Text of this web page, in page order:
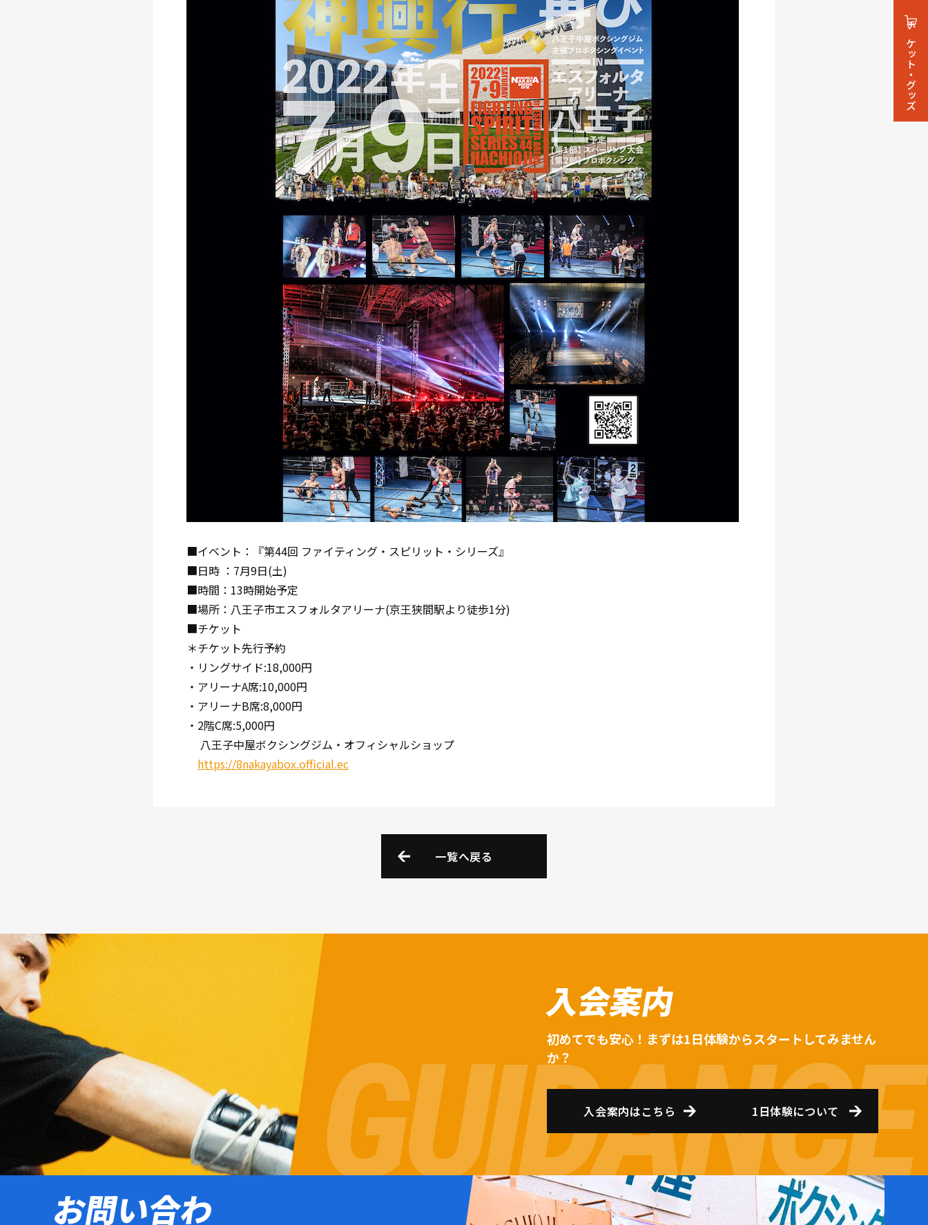
チケット・グッズ
■イベント：『第44回 ファイティング・スピリット・シリーズ』
■日時 ：7月9日(土)
■時間：13時開始予定
■場所：八王子市エスフォルタアリーナ(京王狭間駅より徒歩1分)
■チケット
＊チケット先行予約
・リングサイド:18,000円
・アリーナA席:10,000円
・アリーナB席:8,000円
・2階C席:5,000円
八王子中屋ボクシングジム・オフィシャルショップ
https://8nakayabox.official.ec
一覧へ戻る
入会案内
初めてでも安心！まずは1日体験からスタートしてみません
か？
入会案内はこちら 1日体験について
お問い合わ